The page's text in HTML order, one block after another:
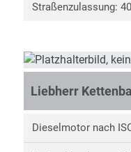
Straßenzulassung:
Liebherr
Dieselmotor nach